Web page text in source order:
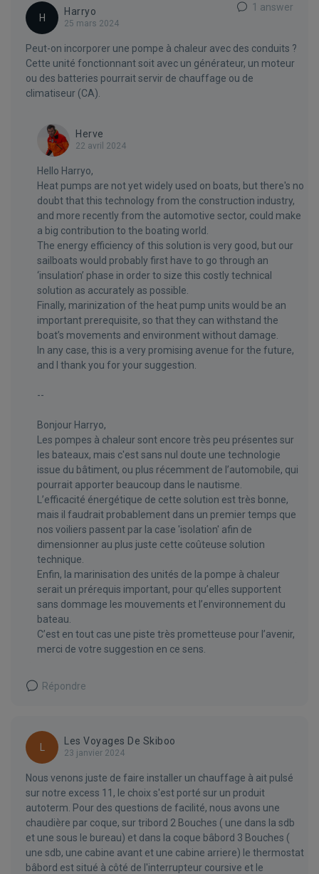
H
Harryo
25 mars 2024
1 answer
Peut-on incorporer une pompe à chaleur avec des conduits ?
Cette unité fonctionnant soit avec un générateur, un moteur
ou des batteries pourrait servir de chauffage ou de
climatiseur (CA).
Herve
22 avril 2024
Hello Harryo,
Heat pumps are not yet widely used on boats, but there's no
doubt that this technology from the construction industry,
and more recently from the automotive sector, could make
a big contribution to the boating world.
The energy efficiency of this solution is very good, but our
sailboats would probably first have to go through an
‘insulation’ phase in order to size this costly technical
solution as accurately as possible.
Finally, marinization of the heat pump units would be an
important prerequisite, so that they can withstand the
boat’s movements and environment without damage.
In any case, this is a very promising avenue for the future,
and I thank you for your suggestion.
--
Bonjour Harryo,
Les pompes à chaleur sont encore très peu présentes sur
les bateaux, mais c'est sans nul doute une technologie
issue du bâtiment, ou plus récemment de l’automobile, qui
pourrait apporter beaucoup dans le nautisme.
L’efficacité énergétique de cette solution est très bonne,
mais il faudrait probablement dans un premier temps que
nos voiliers passent par la case 'isolation' afin de
dimensionner au plus juste cette coûteuse solution
technique.
Enfin, la marinisation des unités de la pompe à chaleur
serait un prérequis important, pour qu’elles supportent
sans dommage les mouvements et l’environnement du
bateau.
C’est en tout cas une piste très prometteuse pour l’avenir,
merci de votre suggestion en ce sens.
Répondre
L
Les Voyages De Skiboo
23 janvier 2024
Nous venons juste de faire installer un chauffage à ait pulsé
sur notre excess 11, le choix s'est porté sur un produit
autoterm. Pour des questions de facilité, nous avons une
chaudière par coque, sur tribord 2 Bouches ( une dans la sdb
et une sous le bureau) et dans la coque bâbord 3 Bouches (
une sdb, une cabine avant et une cabine arriere) le thermostat
bâbord est situé à côté de l'interrupteur coursive et le